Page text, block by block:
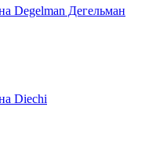
Degelman Дегельман
Diechi